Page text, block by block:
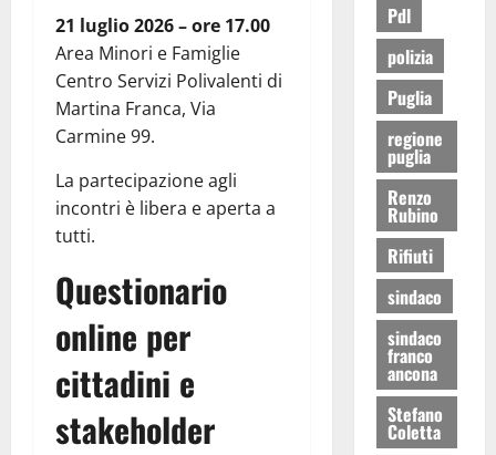
21 luglio 2026 – ore 17.00
Area Minori e Famiglie
Centro Servizi Polivalenti di
Martina Franca, Via
Carmine 99.
La partecipazione agli
incontri è libera e aperta a
tutti.
Questionario
online per
cittadini e
stakeholder
Pdl
polizia
Puglia
regione
puglia
Renzo
Rubino
Rifiuti
sindaco
sindaco
franco
ancona
Stefano
Coletta